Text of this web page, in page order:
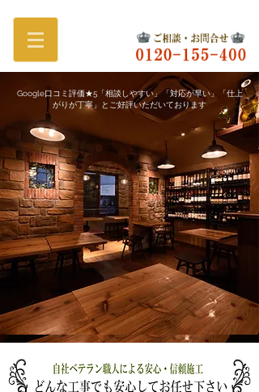
Google口コミ評価★5「相談しやすい」「対応が早い」「仕上
がりが丁寧」とご好評いただいております​
​リピート率90％以上のお客様満足度
​店舗内装・テナント工事専門会社
effort company